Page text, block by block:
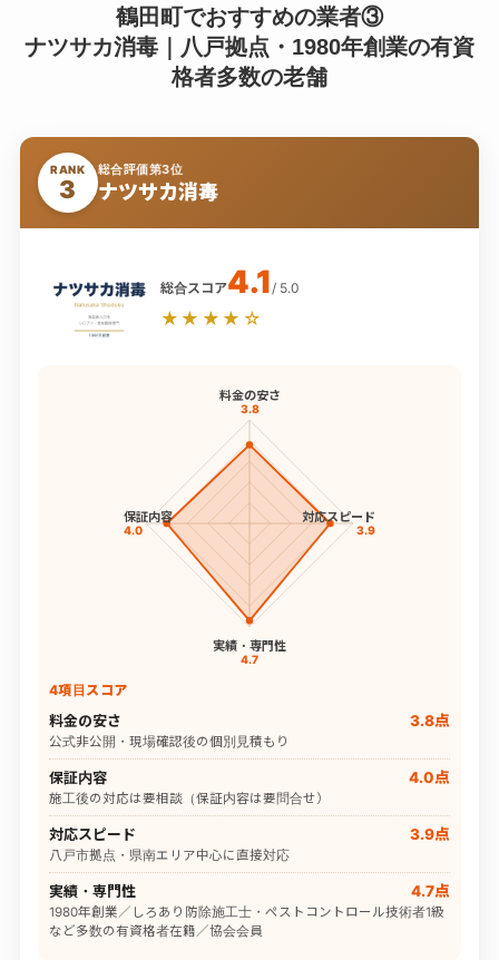
鶴田町でおすすめの業者③
ナツサカ消毒｜八戸拠点・1980年創業の有資
格者多数の老舗
RANK
3
総合評価第3位
ナツサカ消毒
総合スコア4.1 / 5.0
★★★★☆
料金の安さ
3.8
対応スピード
3.9
実績・専門性
4.7
保証内容
4.0
4項目スコア
料金の安さ 3.8点
公式非公開・現場確認後の個別見積もり
保証内容 4.0点
施工後の対応は要相談（保証内容は要問合せ）
対応スピード 3.9点
八戸市拠点・県南エリア中心に直接対応
実績・専門性 4.7点
1980年創業／しろあり防除施工士・ペストコントロール技術者1級
など多数の有資格者在籍／協会会員